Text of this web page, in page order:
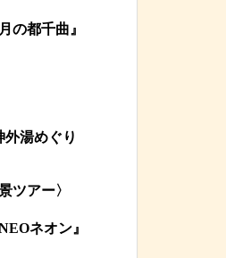
月の都千曲 』
外湯めぐり
ツアー〉
ネオン』